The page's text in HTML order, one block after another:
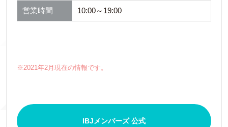
営業時間 10:00～19:00
※2021年2月現在の情報です。
IBJメンバーズ 公式